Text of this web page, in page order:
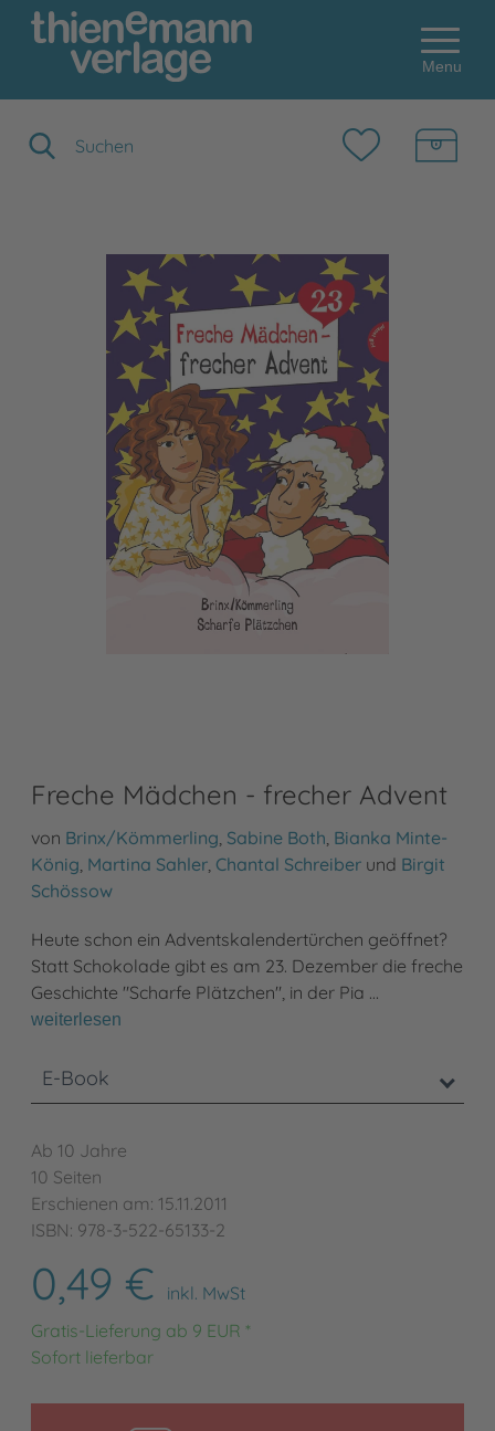
Menu
Freche Mädchen - frecher Advent
von Brinx/Kömmerling Sabine Both Bianka Minte-
König Martina Sahler Chantal Schreiber und Birgit
Schössow
Heute schon ein Adventskalendertürchen geöffnet?
Statt Schokolade gibt es am 23. Dezember die freche
Geschichte "Scharfe Plätzchen", in der Pia …
weiterlesen
E-Book
Ab 10 Jahre
10 Seiten
Erschienen am: 15.11.2011
ISBN: 978-3-522-65133-2
0,49 €
inkl. MwSt
Gratis-Lieferung ab 9 EUR *
Sofort lieferbar